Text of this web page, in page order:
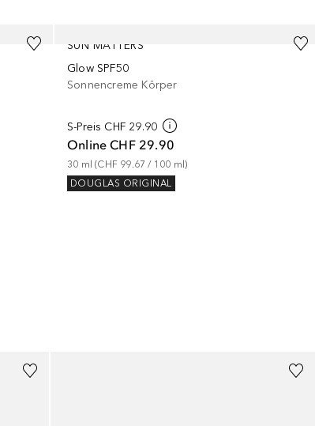
SUN MATTERS
Glow SPF50
Sonnencreme Körper
S-Preis CHF 29.90
Online CHF 29.90
30 ml (CHF 99.67 / 100 ml )
DOUGLAS ORIGINAL